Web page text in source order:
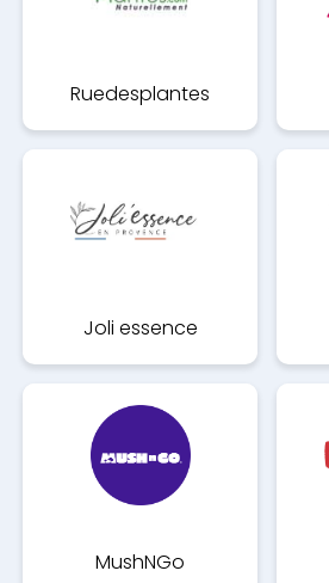
Ruedesplantes
Joli essence
MushNGo